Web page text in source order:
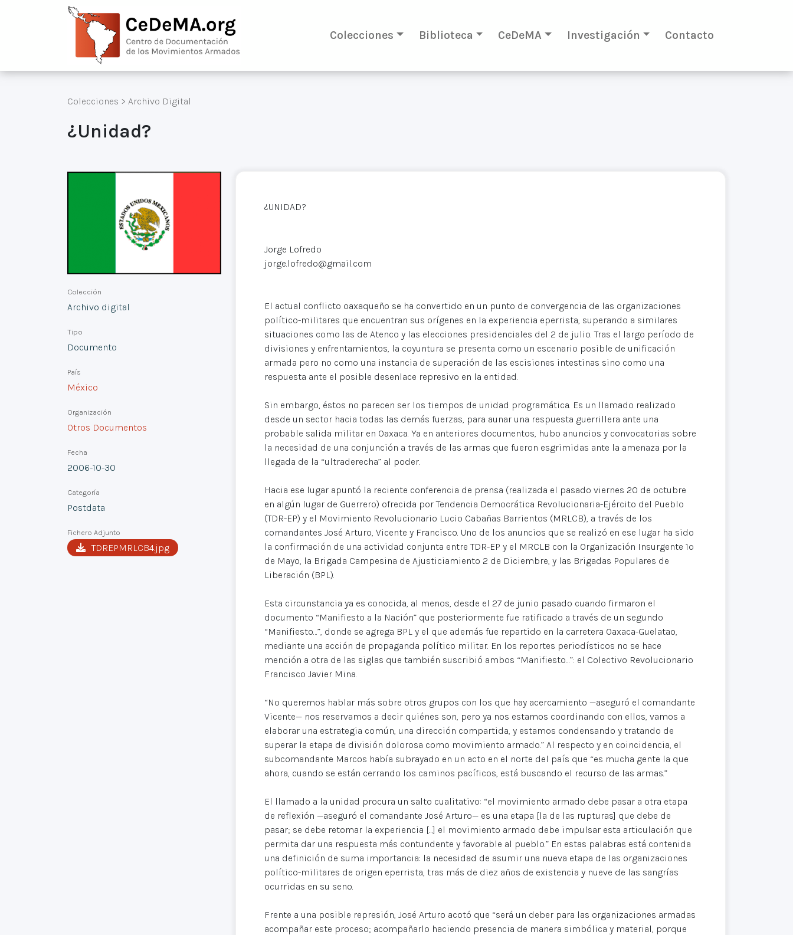
Colecciones Biblioteca CeDeMA Investigación Contacto
Colecciones > Archivo Digital
¿Unidad?
Colección
Archivo digital
Tipo
Documento
País
México
Organización
Otros Documentos
Fecha
2006-10-30
Categoría
Postdata
Fichero Adjunto
TDREPMRLCB4.jpg
¿UNIDAD?
Jorge Lofredo
jorge.lofredo@gmail.com
El actual conflicto oaxaqueño se ha convertido en un punto de convergencia de las organizaciones
político-militares que encuentran sus orígenes en la experiencia eperrista, superando a similares
situaciones como las de Atenco y las elecciones presidenciales del 2 de julio. Tras el largo período de
divisiones y enfrentamientos, la coyuntura se presenta como un escenario posible de unificación
armada pero no como una instancia de superación de las escisiones intestinas sino como una
respuesta ante el posible desenlace represivo en la entidad.
Sin embargo, éstos no parecen ser los tiempos de unidad programática. Es un llamado realizado
desde un sector hacia todas las demás fuerzas, para aunar una respuesta guerrillera ante una
probable salida militar en Oaxaca. Ya en anteriores documentos, hubo anuncios y convocatorias sobre
la necesidad de una conjunción a través de las armas que fueron esgrimidas ante la amenaza por la
llegada de la “ultraderecha” al poder.
Hacia ese lugar apuntó la reciente conferencia de prensa (realizada el pasado viernes 20 de octubre
en algún lugar de Guerrero) ofrecida por Tendencia Democrática Revolucionaria-Ejército del Pueblo
(TDR-EP) y el Movimiento Revolucionario Lucio Cabañas Barrientos (MRLCB), a través de los
comandantes José Arturo, Vicente y Francisco. Uno de los anuncios que se realizó en ese lugar ha sido
la confirmación de una actividad conjunta entre TDR-EP y el MRCLB con la Organización Insurgente 1º
de Mayo, la Brigada Campesina de Ajusticiamiento 2 de Diciembre, y las Brigadas Populares de
Liberación (BPL).
Esta circunstancia ya es conocida, al menos, desde el 27 de junio pasado cuando firmaron el
documento “Manifiesto a la Nación” que posteriormente fue ratificado a través de un segundo
“Manifiesto…”, donde se agrega BPL y el que además fue repartido en la carretera Oaxaca-Guelatao,
mediante una acción de propaganda político militar. En los reportes periodísticos no se hace
mención a otra de las siglas que también suscribió ambos “Manifiesto…”: el Colectivo Revolucionario
Francisco Javier Mina.
“No queremos hablar más sobre otros grupos con los que hay acercamiento —aseguró el comandante
Vicente— nos reservamos a decir quiénes son, pero ya nos estamos coordinando con ellos, vamos a
elaborar una estrategia común, una dirección compartida, y estamos condensando y tratando de
superar la etapa de división dolorosa como movimiento armado.” Al respecto y en coincidencia, el
subcomandante Marcos había subrayado en un acto en el norte del país que “es mucha gente la que
ahora, cuando se están cerrando los caminos pacíficos, está buscando el recurso de las armas.”
El llamado a la unidad procura un salto cualitativo: “el movimiento armado debe pasar a otra etapa
de reflexión —aseguró el comandante José Arturo— es una etapa [la de las rupturas] que debe de
pasar; se debe retomar la experiencia […] el movimiento armado debe impulsar esta articulación que
permita dar una respuesta más contundente y favorable al pueblo.” En estas palabras está contenida
una definición de suma importancia: la necesidad de asumir una nueva etapa de las organizaciones
político-militares de origen eperrista, tras más de diez años de existencia y nueve de las sangrías
ocurridas en su seno.
Frente a una posible represión, José Arturo acotó que “será un deber para las organizaciones armadas
acompañar este proceso; acompañarlo haciendo presencia de manera simbólica y material, porque